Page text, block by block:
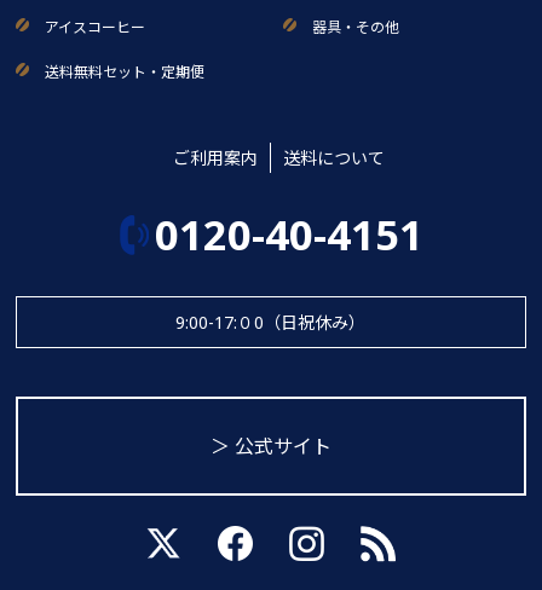
アイスコーヒー 器具・その他
送料無料セット・定期便
ご利用案内 送料について
0120-40-4151
9:00-17:０0（日祝休み）
＞ 公式サイト